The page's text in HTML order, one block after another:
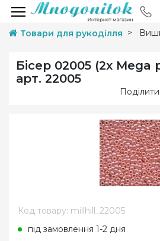
Товари для рукоділля
Бісер 02005 (2x Mega
арт. 22005
Код товару: millhill_22005
під замовлення 1-2 дня